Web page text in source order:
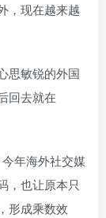
，现在越来越
思敏锐的外国
回去就在
年海外社交媒
，也让原本只
形成乘数效